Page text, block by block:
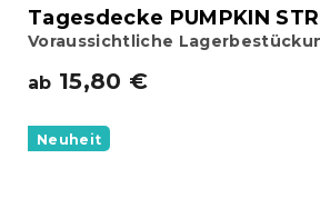
Tagesdecke PUMPKIN
Voraussichtliche
ab 15,80 €
Neuheit